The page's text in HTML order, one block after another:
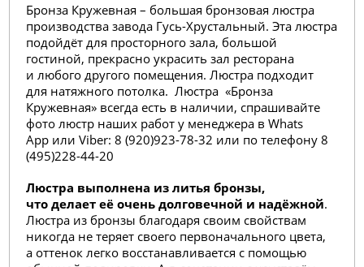
Бронза Кружевная – большая бронзовая люстра
производства завода Гусь-Хрустальный. Эта люстра
подойдёт для просторного зала, большой
гостиной, прекрасно украсить зал ресторана
и любого другого помещения. Люстра подходит
для натяжного потолка. Люстра «Бронза
Кружевная» всегда есть в наличии, спрашивайте
фото люстр наших работ у менеджера в Whats
App или Viber: 8 (920)923-78-32 или по телефону 8
(495)228-44-20
Люстра выполнена из литья бронзы,
что делает её очень долговечной и надёжной.
Люстра из бронзы благодаря своим свойствам
никогда не теряет своего первоначального цвета,
а оттенок легко восстанавливается с помощью